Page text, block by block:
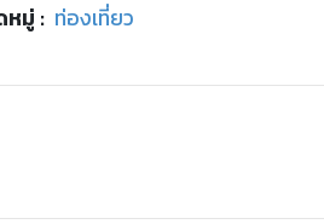
หมู่ : ท่องเที่ยว